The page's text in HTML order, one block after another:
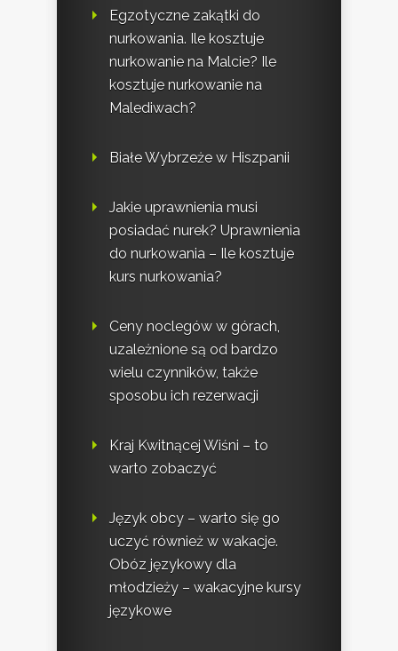
Egzotyczne zakątki do
nurkowania. Ile kosztuje
nurkowanie na Malcie? Ile
kosztuje nurkowanie na
Malediwach?
Białe Wybrzeże w Hiszpanii
Jakie uprawnienia musi
posiadać nurek? Uprawnienia
do nurkowania – Ile kosztuje
kurs nurkowania?
Ceny noclegów w górach,
uzależnione są od bardzo
wielu czynników, także
sposobu ich rezerwacji
Kraj Kwitnącej Wiśni – to
warto zobaczyć
Język obcy – warto się go
uczyć również w wakacje.
Obóz językowy dla
młodzieży – wakacyjne kursy
językowe